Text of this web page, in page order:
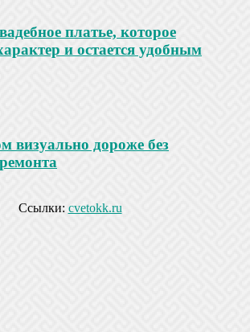
платье, которое
и остается удобным
визуально дороже без
Ссылки: cvetokk.ru